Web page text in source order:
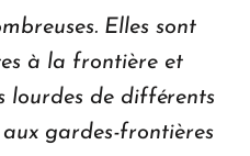
Elles sont
à la frontière et
lourdes de différents
gardes-frontières